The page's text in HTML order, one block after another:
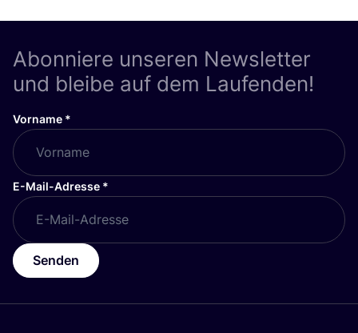
Abonniere unseren Newsletter
und bleibe auf dem Laufenden!
Vorname *
E-Mail-Adresse *
Senden